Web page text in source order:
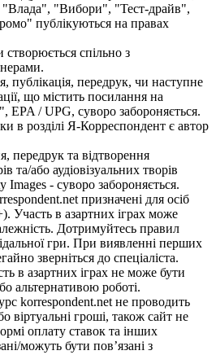
"Влада", "Вибори", "Тест-драйв",
публікуються на правах
спільно з
публікація, передрук, чи наступне
що містить посилання на
EPA / UPG, суворо забороняється.
в розділі Я-Корреспондент є автор
передрук та відтворення
та/або аудіовізуальних творів
Images - суворо забороняється.
призначені для осіб
Участь в азартних іграх може
Дотримуйтесь правил
гри. При виявленні перших
зверніться до спеціаліста.
в азартних іграх не може бути
альтернативою роботі.
korrespondent.net не проводить
віртуальні гроші, також сайт не
оплату ставок та інших
можуть бути пов’язані з